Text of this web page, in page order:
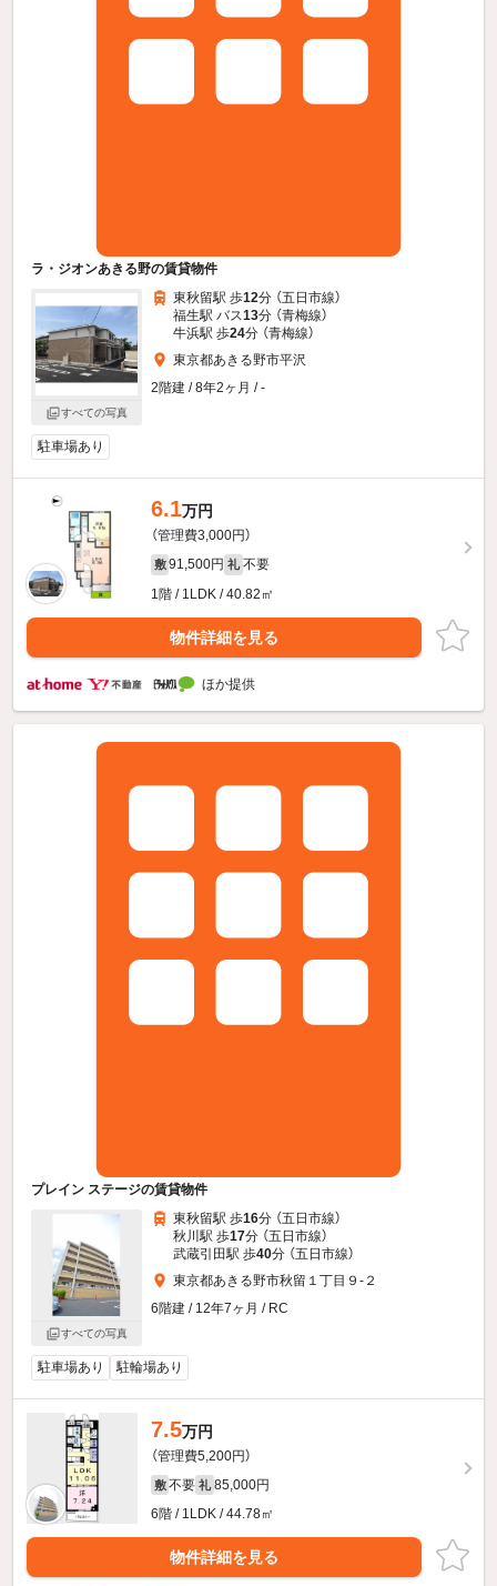
ラ・ジオンあきる野の賃貸物件
すべての写真
東秋留駅 歩12分 （五日市線）
福生駅 バス13分 （青梅線）
牛浜駅 歩24分 （青梅線）
東京都あきる野市平沢
2階建 / 8年2ヶ月 / -
駐車場あり
6.1万円
（管理費3,000円）
敷 91,500円 礼 不要
1階 / 1LDK / 40.82㎡
物件詳細を見る
ほか提供
プレイン ステージの賃貸物件
すべての写真
東秋留駅 歩16分 （五日市線）
秋川駅 歩17分 （五日市線）
武蔵引田駅 歩40分 （五日市線）
東京都あきる野市秋留１丁目９-２
6階建 / 12年7ヶ月 / RC
駐車場あり 駐輪場あり
7.5万円
（管理費5,200円）
敷 不要 礼 85,000円
6階 / 1LDK / 44.78㎡
物件詳細を見る